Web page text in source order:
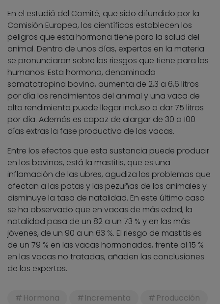
En el estudió del Comité, que sido difundido por la
Comisión Europea, los científicos establecen los
peligros que esta hormona tiene para la salud del
animal. Dentro de unos días, expertos en la materia
se pronunciaran sobre los riesgos que tiene para los
humanos. Esta hormona, denominada
somatotropina bovina, aumenta de 2,3 a 6,6 litros
por día los rendimientos del animal y una vaca de
alto rendimiento puede llegar incluso a dar 75 litros
por día. Además es capaz de alargar de 30 a 100
días extras la fase productiva de las vacas.
Entre los efectos que esta sustancia puede producir
en los bovinos, está la mastitis, que es una
inflamación de las ubres, agudiza los problemas que
afectan a las patas y las pezuñas de los animales y
disminuye la tasa de natalidad. En este último caso
se ha observado que en vacas de más edad, la
natalidad pasa de un 82 a un 73 % y en las más
jóvenes, de un 90 a un 63 %. El riesgo de mastitis es
de un 79 % en las vacas hormonadas, frente al 15 %
en las vacas no tratadas, añaden las conclusiones
de los expertos.
Hormona Incrementa Producción